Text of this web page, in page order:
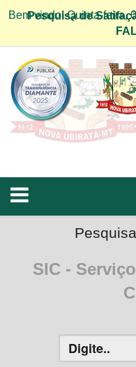
Bem vindo! Quinta-feira,
Pesquisa de
SIC -